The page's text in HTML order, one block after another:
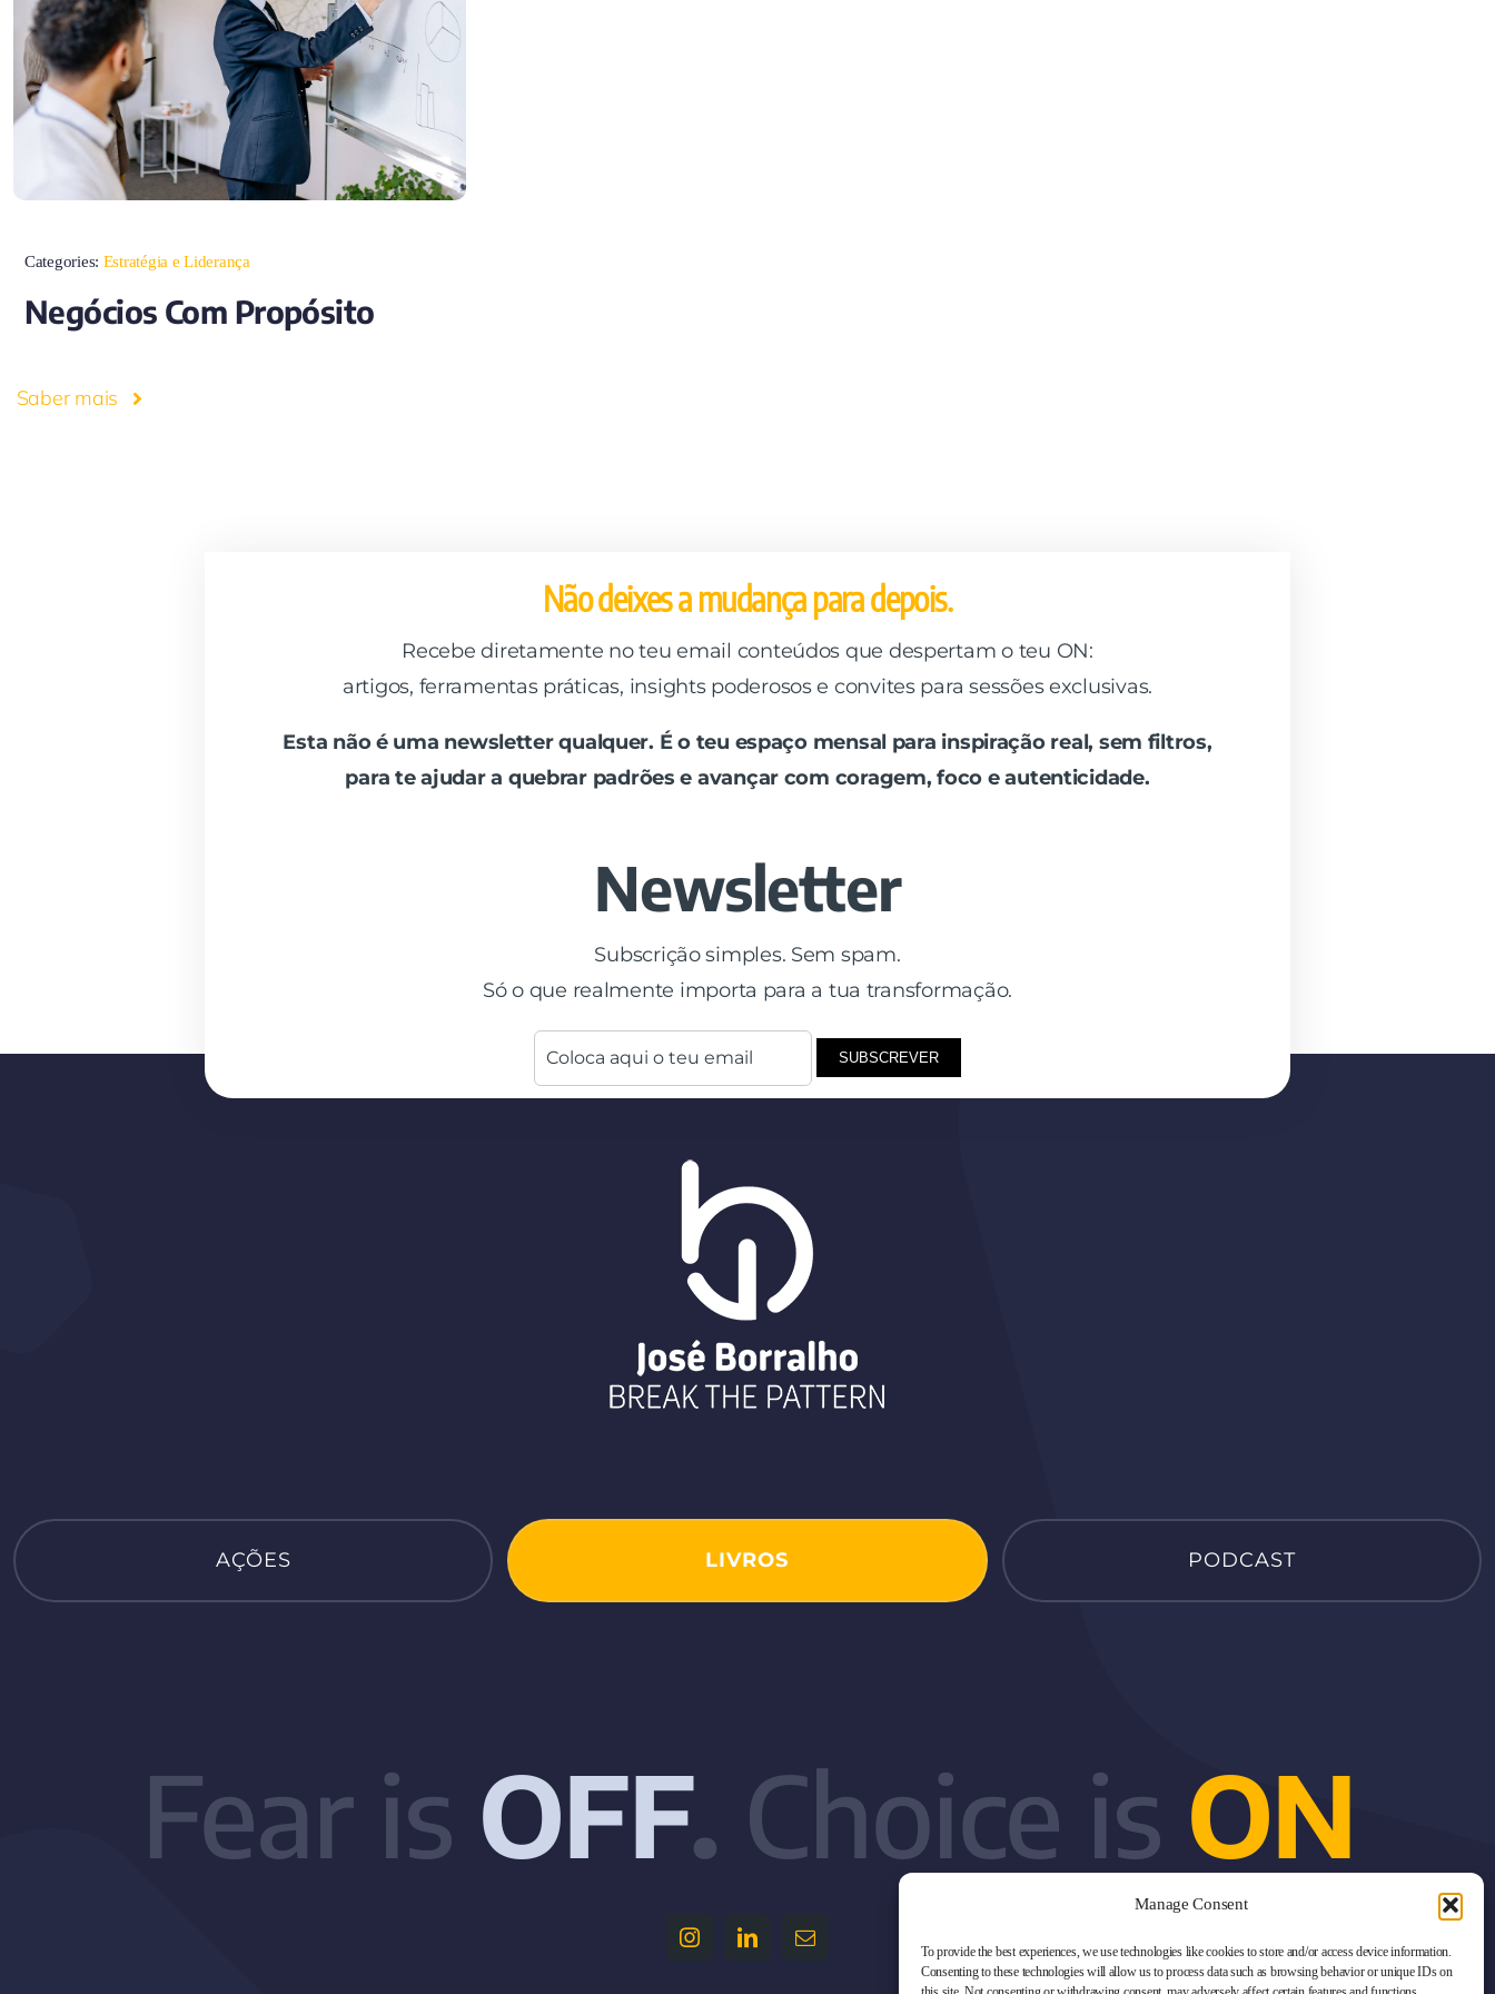
Manage Consent
To provide the best experiences, we use technologies like cookies to store and/or access device information.
Consenting to these technologies will allow us to process data such as browsing behavior or unique IDs on
Categories: Estratégia e Liderança
Negócios Com Propósito
Saber mais
Não deixes a mudança para depois.
Recebe diretamente no teu email conteúdos que despertam o teu ON:
artigos, ferramentas práticas, insights poderosos e convites para sessões exclusivas.
Esta não é uma newsletter qualquer. É o teu espaço mensal para inspiração real, sem filtros,
para te ajudar a quebrar padrões e avançar com coragem, foco e autenticidade.
Newsletter
Subscrição simples. Sem spam.
Só o que realmente importa para a tua transformação.
SUBSCREVER
AÇÕES LIVROS PODCAST
Fear is OFF. Choice is ON